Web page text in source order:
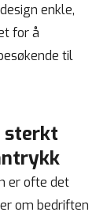
enkle,
for å
til
sterkt
er ofte det
om bedriften